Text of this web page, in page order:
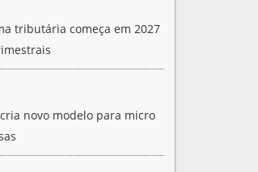
tributária começa em 2027
novo modelo para micro